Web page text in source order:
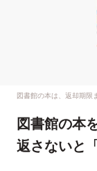
図書館の本は、返却期限
図書館の本
返さないと